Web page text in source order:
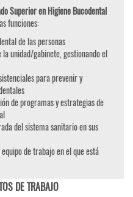
Superior en Higiene Bucodental
funciones:
de las personas
unidad/gabinete, gestionando el
para prevenir y
de programas y estrategias de
del sistema sanitario en sus
de trabajo en el que está
DE TRABAJO